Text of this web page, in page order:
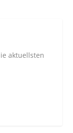
aktuellsten